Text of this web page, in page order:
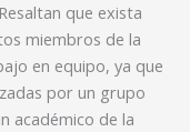
que exista
miembros de la
en equipo, ya que
por un grupo
académico de la